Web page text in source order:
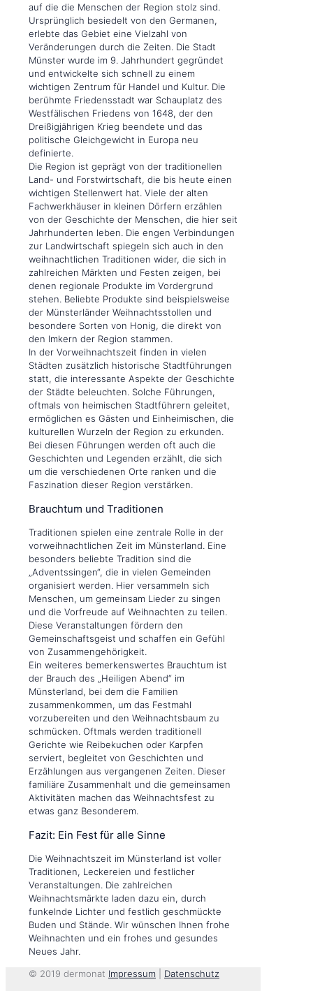
auf die die Menschen der Region stolz sind.
Ursprünglich besiedelt von den Germanen,
erlebte das Gebiet eine Vielzahl von
Veränderungen durch die Zeiten. Die Stadt
Münster wurde im 9. Jahrhundert gegründet
und entwickelte sich schnell zu einem
wichtigen Zentrum für Handel und Kultur. Die
berühmte Friedensstadt war Schauplatz des
Westfälischen Friedens von 1648, der den
Dreißigjährigen Krieg beendete und das
politische Gleichgewicht in Europa neu
definierte.
Die Region ist geprägt von der traditionellen
Land- und Forstwirtschaft, die bis heute einen
wichtigen Stellenwert hat. Viele der alten
Fachwerkhäuser in kleinen Dörfern erzählen
von der Geschichte der Menschen, die hier seit
Jahrhunderten leben. Die engen Verbindungen
zur Landwirtschaft spiegeln sich auch in den
weihnachtlichen Traditionen wider, die sich in
zahlreichen Märkten und Festen zeigen, bei
denen regionale Produkte im Vordergrund
stehen. Beliebte Produkte sind beispielsweise
der Münsterländer Weihnachtsstollen und
besondere Sorten von Honig, die direkt von
den Imkern der Region stammen.
In der Vorweihnachtszeit finden in vielen
Städten zusätzlich historische Stadtführungen
statt, die interessante Aspekte der Geschichte
der Städte beleuchten. Solche Führungen,
oftmals von heimischen Stadtführern geleitet,
ermöglichen es Gästen und Einheimischen, die
kulturellen Wurzeln der Region zu erkunden.
Bei diesen Führungen werden oft auch die
Geschichten und Legenden erzählt, die sich
um die verschiedenen Orte ranken und die
Faszination dieser Region verstärken.
Brauchtum und Traditionen
Traditionen spielen eine zentrale Rolle in der
vorweihnachtlichen Zeit im Münsterland. Eine
besonders beliebte Tradition sind die
„Adventssingen“, die in vielen Gemeinden
organisiert werden. Hier versammeln sich
Menschen, um gemeinsam Lieder zu singen
und die Vorfreude auf Weihnachten zu teilen.
Diese Veranstaltungen fördern den
Gemeinschaftsgeist und schaffen ein Gefühl
von Zusammengehörigkeit.
Ein weiteres bemerkenswertes Brauchtum ist
der Brauch des „Heiligen Abend“ im
Münsterland, bei dem die Familien
zusammenkommen, um das Festmahl
vorzubereiten und den Weihnachtsbaum zu
schmücken. Oftmals werden traditionell
Gerichte wie Reibekuchen oder Karpfen
serviert, begleitet von Geschichten und
Erzählungen aus vergangenen Zeiten. Dieser
familiäre Zusammenhalt und die gemeinsamen
Aktivitäten machen das Weihnachtsfest zu
etwas ganz Besonderem.
Fazit: Ein Fest für alle Sinne
Die Weihnachtszeit im Münsterland ist voller
Traditionen, Leckereien und festlicher
Veranstaltungen. Die zahlreichen
Weihnachtsmärkte laden dazu ein, durch
funkelnde Lichter und festlich geschmückte
Buden und Stände. Wir wünschen Ihnen frohe
Weihnachten und ein frohes und gesundes
Neues Jahr.
© 2019 dermonat Impressum Datenschutz